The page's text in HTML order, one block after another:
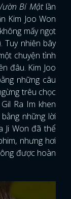
Bí Mậtlần
Kim Joo Won
mấy ngọt
Tuy nhiên bây
chuyện tình
đâu. Kim Joo
những câu
trêu chọc
Ra Im khen
những lời
Ji Won đã thể
nhưng hơi
được hoàn